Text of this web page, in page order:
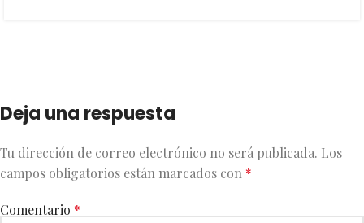
Deja una respuesta
Tu dirección de correo electrónico no será publicada. Los
campos obligatorios están marcados con *
Comentario *